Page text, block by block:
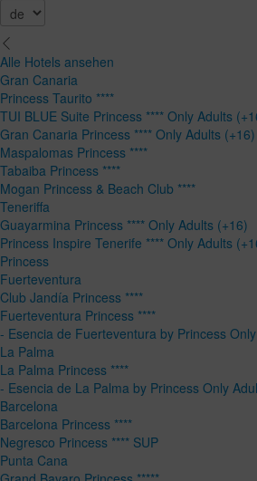
Alle Hotels ansehen
Gran Canaria
Princess Taurito ****
TUI BLUE Suite Princess **** Only Adults
Gran Canaria Princess **** Only Adults (+16)
Maspalomas Princess ****
Tabaiba Princess ****
Mogan Princess & Beach Club ****
Teneriffa
Guayarmina Princess **** Only Adults (+16)
Princess Inspire Tenerife **** Only Adults
Princess
Fuerteventura
Club Jandía Princess ****
Fuerteventura Princess ****
- Esencia de Fuerteventura by Princess
La Palma
La Palma Princess ****
- Esencia de La Palma by Princess Only
Barcelona
Barcelona Princess ****
Negresco Princess **** SUP
Punta Cana